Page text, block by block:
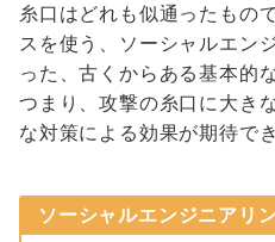
糸口はどれも似通ったもの
スを使う、ソーシャルエン
った、古くからある基本的
つまり、攻撃の糸口に大き
な対策による効果が期待でき
ソーシャルエンジニアリ